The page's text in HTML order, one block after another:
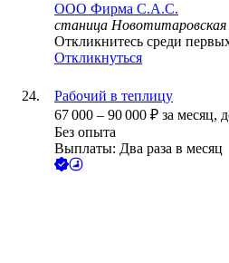
ООО Фирма С.А.С.
станица Новотитаровская
Откликнитесь среди
Откликнуться
Рабочий в теплицу
67 000 – 90 000 ₽ за месяц,
Без опыта
Выплаты: Два раза в месяц